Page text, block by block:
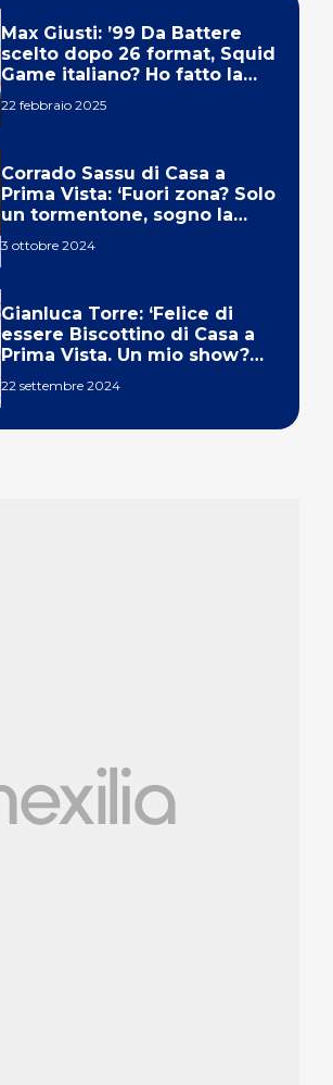
Max Giusti: ’99 Da Battere
scelto dopo 26 format, Squid
Game italiano? Ho fatto la
22 febbraio 2025
Corrado Sassu di Casa a
Prima Vista: ‘Fuori zona? Solo
un tormentone, sogno la
3 ottobre 2024
Gianluca Torre: ‘Felice di
essere Biscottino di Casa a
Prima Vista. Un mio show?
22 settembre 2024